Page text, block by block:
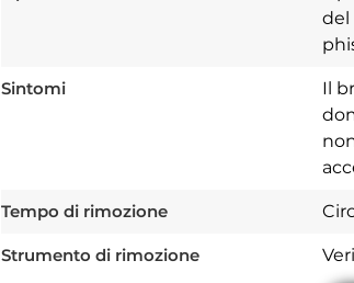
del
Sintomi
Il
Tempo di rimozione
Strumento di rimozione